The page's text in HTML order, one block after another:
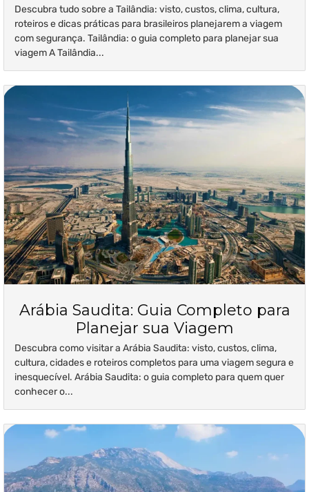
Descubra tudo sobre a Tailândia: visto, custos, clima, cultura,
roteiros e dicas práticas para brasileiros planejarem a viagem
com segurança. Tailândia: o guia completo para planejar sua
viagem A Tailândia...
Arábia Saudita: Guia Completo para
Planejar sua Viagem
Descubra como visitar a Arábia Saudita: visto, custos, clima,
cultura, cidades e roteiros completos para uma viagem segura e
inesquecível. Arábia Saudita: o guia completo para quem quer
conhecer o...